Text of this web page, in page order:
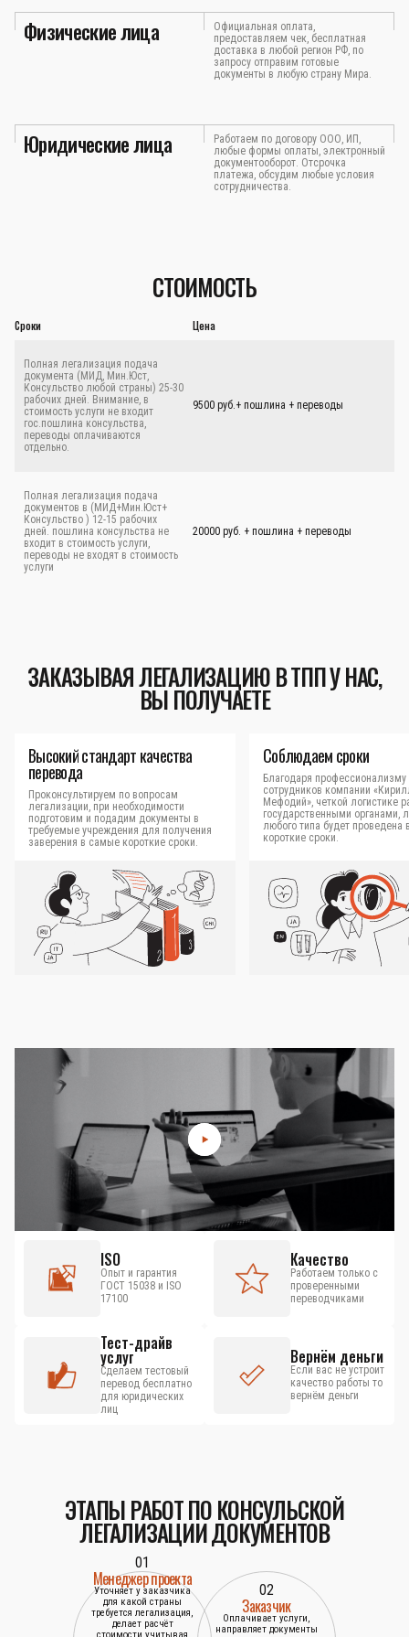
Физические лица
Официальная оплата,
предоставляем чек, бесплатная
доставка в любой регион РФ, по
запросу отправим готовые
документы в любую страну Мира.
Юридические лица
Работаем по договору ООО, ИП,
любые формы оплаты, электронный
документооборот. Отсрочка
платежа, обсудим любые условия
сотрудничества.
СТОИМОСТЬ
Сроки Цена
Полная легализация подача
документа (МИД, Мин.Юст,
Консульство любой страны) 25-30
рабочих дней. Внимание, в
стоимость услуги не входит
гос.пошлина консульства,
переводы оплачиваются
отдельно.
9500 руб.+ пошлина + переводы
Полная легализация подача
документов в (МИД+Мин.Юст+
Консульство ) 12-15 рабочих
дней. пошлина консульства не
входит в стоимость услуги,
переводы не входят в стоимость
услуги
20000 руб. + пошлина + переводы
ЗАКАЗЫВАЯ ЛЕГАЛИЗАЦИЮ В ТПП У НАС,
ВЫ ПОЛУЧАЕТЕ
Высокий стандарт качества
перевода
Проконсультируем по вопросам
легализации, при необходимости
подготовим и подадим документы в
требуемые учреждения для получения
заверения в самые короткие сроки.
Соблюдаем сроки
Благодаря профессионализму
сотрудников компании
Мефодий», четкой логистике
государственными органами,
любого типа будет проведена
короткие сроки.
ISO
Опыт и гарантия
ГОСТ 15038 и ISO
17100
Качество
Работаем только с
проверенными
переводчиками
Тест-драйв
услуг
Сделаем тестовый
перевод бесплатно
для юридических
лиц
Вернём деньги
Если вас не устроит
качество работы то
вернём деньги
ЭТАПЫ РАБОТ ПО КОНСУЛЬСКОЙ
ЛЕГАЛИЗАЦИИ ДОКУМЕНТОВ
01
Менеджер проекта
Уточняет у заказчика
для какой страны
требуется легализация,
делает расчёт
стоимости учитывая
02
Заказчик
Оплачивает услуги,
направляет документы